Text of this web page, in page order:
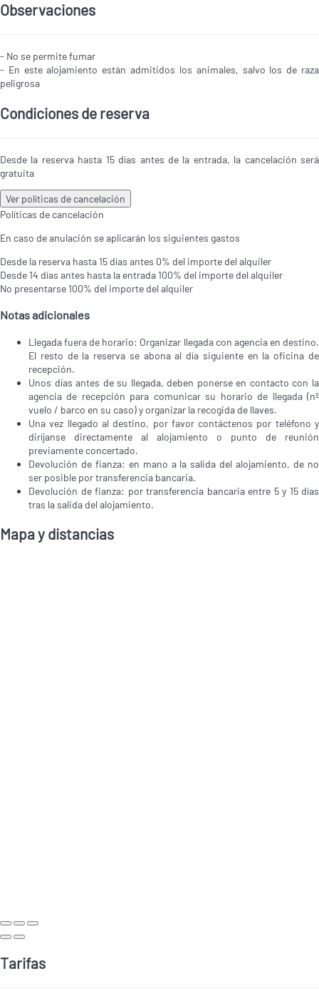
Observaciones
- No se permite fumar
- En este alojamiento están admitidos los animales, salvo los de raza
peligrosa
Condiciones de reserva
Desde la reserva hasta 15 días antes de la entrada, la cancelación será
gratuita
Ver políticas de cancelación
Políticas de cancelación
En caso de anulación se aplicarán los siguientes gastos
Desde la reserva hasta 15 días antes 0% del importe del alquiler
Desde 14 días antes hasta la entrada100% del importe del alquiler
No presentarse100% del importe del alquiler
Notas adicionales
Llegada fuera de horario: Organizar llegada con agencia en destino.
El resto de la reserva se abona al día siguiente en la oficina de
recepción.
Unos días antes de su llegada, deben ponerse en contacto con la
agencia de recepción para comunicar su horario de llegada (nº
vuelo / barco en su caso) y organizar la recogida de llaves.
Una vez llegado al destino, por favor contáctenos por teléfono y
diríjanse directamente al alojamiento o punto de reunión
previamente concertado.
Devolución de fianza: en mano a la salida del alojamiento, de no
ser posible por transferencia bancaria.
Devolución de fianza: por transferencia bancaria entre 5 y 15 días
tras la salida del alojamiento.
Mapa y distancias
Tarifas